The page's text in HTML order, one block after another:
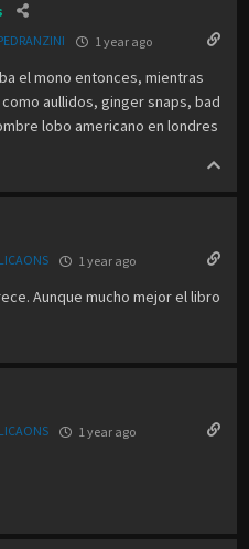
1 year ago
el mono entonces, mientras
aullidos, ginger snaps, bad
lobo americano en londres
1 year ago
Aunque mucho mejor el libro
1 year ago